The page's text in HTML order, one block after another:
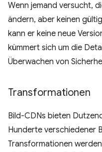
Wenn jemand versucht,
ändern, aber keinen
kann er keine neue
kümmert sich um die
Überwachen von
Transformationen
Bild-CDNs bieten
Hunderte verschiedener
Transformationen